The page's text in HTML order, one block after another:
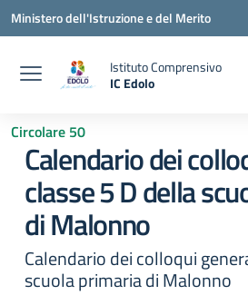
Vai ai contenuti
Vai al menu di navigazione
Vai al footer
Ministero dell'Istruzione e del Merito
Istituto Comprensivo
IC Edolo
Circolare 50
Calendario dei
classe 5 D della
di Malonno
Calendario dei colloqui
scuola primaria di Malonno